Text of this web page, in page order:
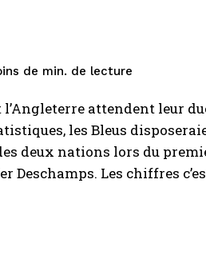
de min. de lecture
attendent leur
les Bleus
deux nations lors du
Deschamps. Les chiffres